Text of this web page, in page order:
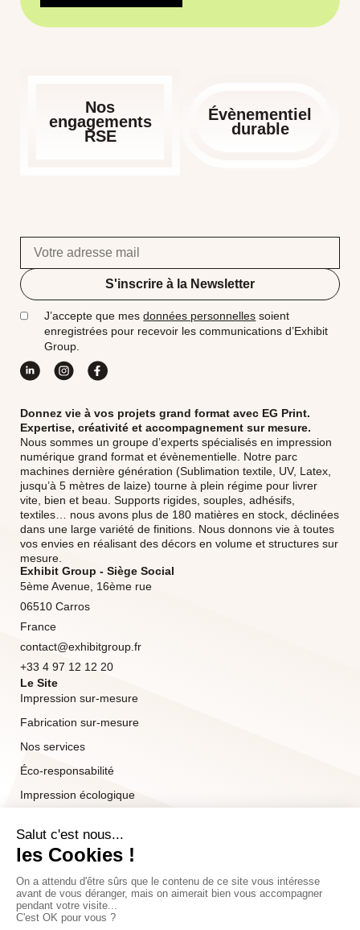
Nos
engagements
RSE
Évènementiel
durable
J’accepte que mesdonnées personnelles soient
enregistrées pour recevoir les communications d’Exhibit
Group.
S'inscrire à la Newsletter
Donnez vie à vos projets grand format avec EG Print.
Expertise, créativité et accompagnement sur mesure.
Nous sommes un groupe d’experts spécialisés en impression
numérique grand format et évènementielle. Notre parc
machines dernière génération (Sublimation textile, UV, Latex,
jusqu’à 5 mètres de laize) tourne à plein régime pour livrer
vite, bien et beau. Supports rigides, souples, adhésifs,
textiles… nous avons plus de 180 matières en stock, déclinées
dans une large variété de finitions. Nous donnons vie à toutes
vos envies en réalisant des décors en volume et structures sur
mesure.
Exhibit Group - Siège Social
5ème Avenue, 16ème rue
06510 Carros
France
contact@exhibitgroup.fr
+33 4 97 12 12 20
Le Site
Impression sur-mesure
Fabrication sur-mesure
Nos services
Éco-responsabilité
Impression écologique
Revalorisation
Notre groupe
Nos ateliers